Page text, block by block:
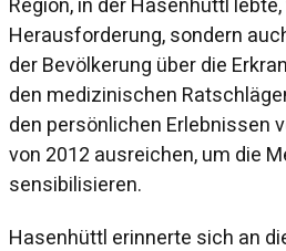
Region, in der Hasenhüttl
Herausforderung, sondern
der Bevölkerung über die
den medizinischen
den persönlichen Erlebnissen
von 2012 ausreichen, um die
sensibilisieren.
Hasenhüttl erinnerte sich an